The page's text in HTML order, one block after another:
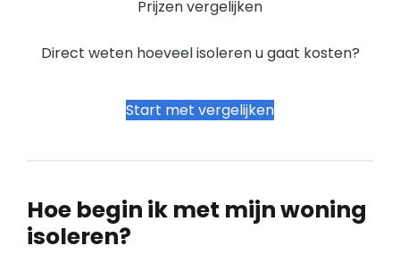
Prijzen vergelijken
Direct weten hoeveel isoleren u gaat kosten?
Start met vergelijken
Hoe begin ik met mijn woning
isoleren?